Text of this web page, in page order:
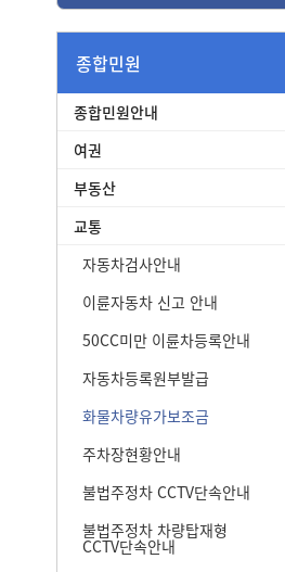
종합민원
종합민원안내
여권
부동산
교통
자동차검사안내
이륜자동차 신고 안내
50CC미만 이륜차등록안내
자동차등록원부발급
화물차량유가보조금
주차장현황안내
불법주정차 CCTV단속안내
불법주정차 차량탑재형
CCTV단속안내